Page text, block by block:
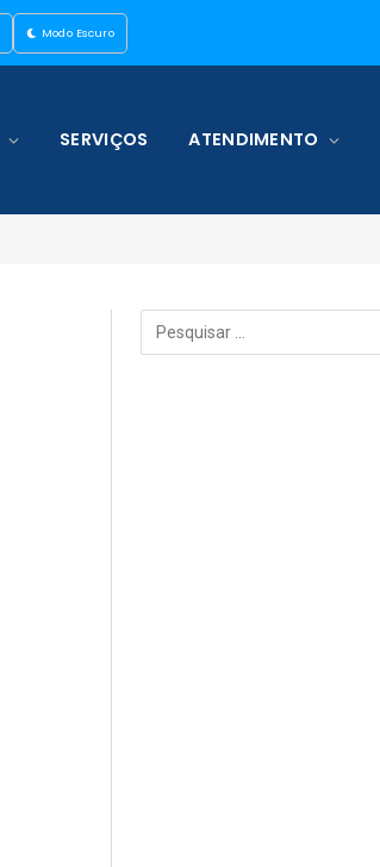
Modo Escuro
SERVIÇOS ATENDIMENTO